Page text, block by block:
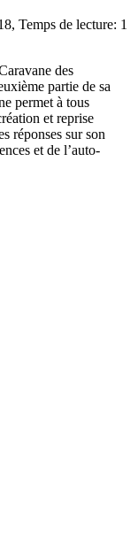
, Temps de lecture: 1
des
partie de sa
permet à tous
et reprise
réponses sur son
et de l’auto-